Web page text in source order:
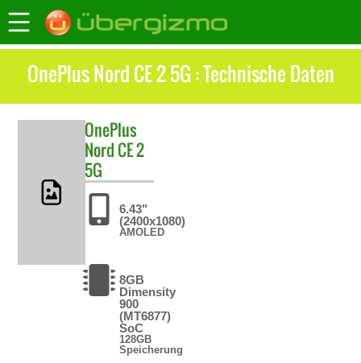
OnePlus Nord CE 2 5G : Technische Daten
OnePlus
Nord CE 2
5G
6.43"
(2400x1080)
AMOLED
8GB
Dimensity
900
(MT6877)
SoC
128GB
Speicherung